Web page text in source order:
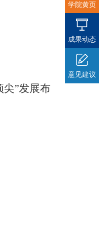
”发展布
学院黄页
成果动态
意见建议